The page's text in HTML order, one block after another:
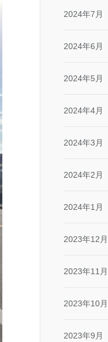
2024年7月
2024年6月
2024年5月
2024年4月
2024年3月
2024年2月
2024年1月
2023年12月
2023年11月
2023年10月
2023年9月